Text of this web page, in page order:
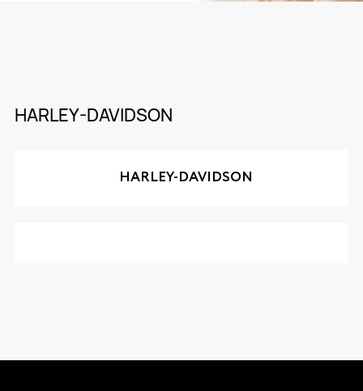
HARLEY-DAVIDSON
HARLEY-DAVIDSON